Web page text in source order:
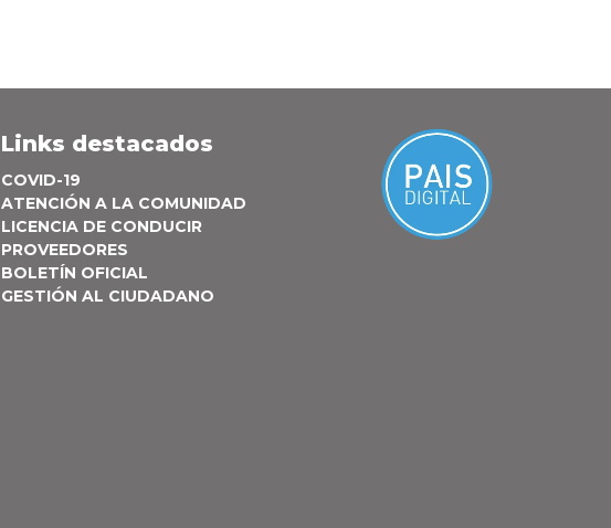
Links destacados
COVID-19
ATENCIÓN A LA COMUNIDAD
LICENCIA DE CONDUCIR
PROVEEDORES
BOLETÍN OFICIAL
GESTIÓN AL CIUDADANO